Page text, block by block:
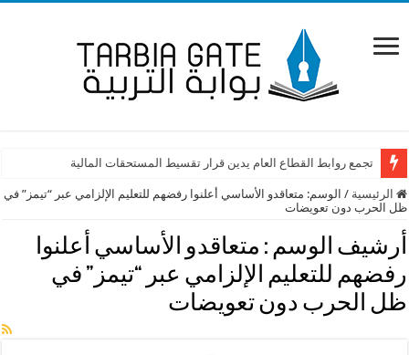
تجمع روابط القطاع العام يدين قرار تقسيط المستحقات المالية
الرئيسية / الوسم: متعاقدو الأساسي أعلنوا رفضهم للتعليم الإلزامي عبر “تيمز” في
ظل الحرب دون تعويضات
أرشيف الوسم : متعاقدو الأساسي أعلنوا
رفضهم للتعليم الإلزامي عبر “تيمز” في
ظل الحرب دون تعويضات